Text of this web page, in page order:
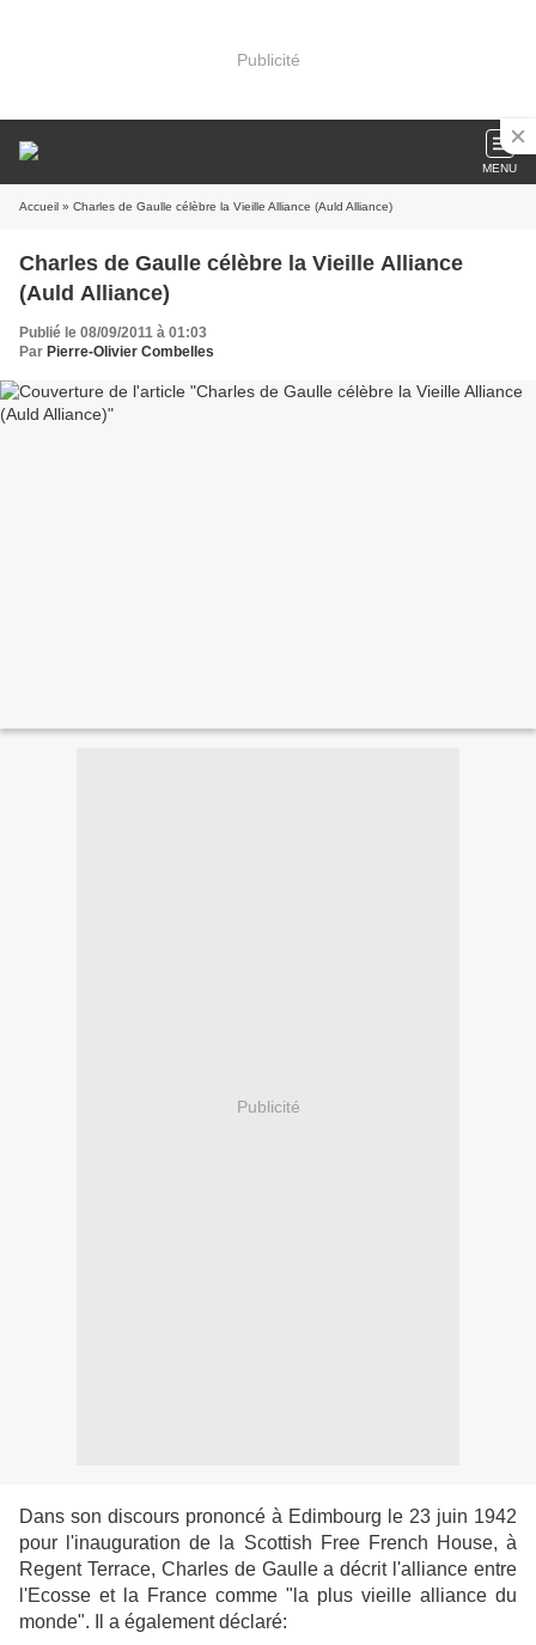
Publicité
MENU
Accueil » Charles de Gaulle célèbre la Vieille Alliance (Auld Alliance)
Charles de Gaulle célèbre la Vieille Alliance
(Auld Alliance)
Publié le 08/09/2011 à 01:03
Par Pierre-Olivier Combelles
Publicité
Dans son discours prononcé à Edimbourg le 23 juin 1942
pour l'inauguration de la Scottish Free French House, à
Regent Terrace, Charles de Gaulle a décrit l'alliance entre
l'Ecosse et la France comme "la plus vieille alliance du
monde". Il a également déclaré: